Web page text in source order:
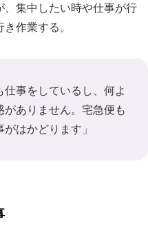
、集中したい時や仕事が行
作業する。
仕事をしているし、何よ
ありません。宅急便も
はかどります」